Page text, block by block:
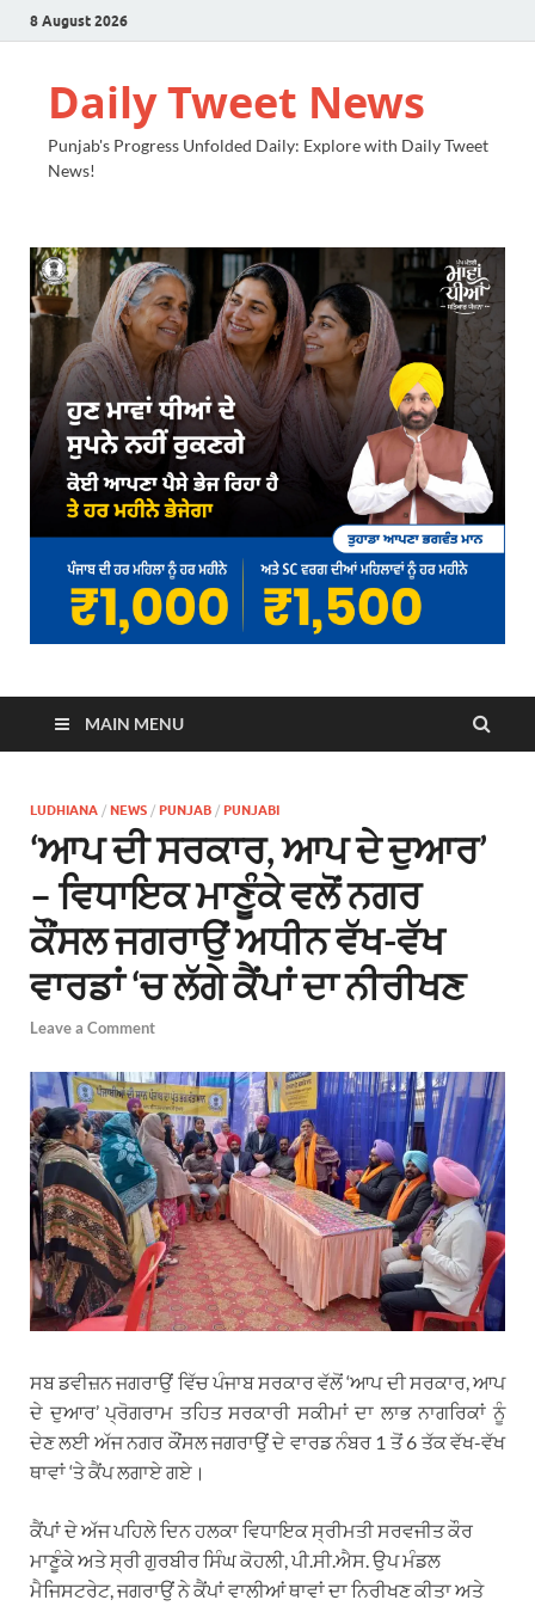
8 August 2026
Daily Tweet News
Punjab's Progress Unfolded Daily: Explore with Daily Tweet
News!
MAIN MENU
LUDHIANA / NEWS / PUNJAB / PUNJABI
‘ਆਪ ਦੀ ਸਰਕਾਰ, ਆਪ ਦੇ ਦੁਆਰ’
– ਵਿਧਾਇਕ ਮਾਣੂੰਕੇ ਵਲੋਂ ਨਗਰ
ਕੌਂਸਲ ਜਗਰਾਉਂ ਅਧੀਨ ਵੱਖ-ਵੱਖ
ਵਾਰਡਾਂ ‘ਚ ਲੱਗੇ ਕੈਂਪਾਂ ਦਾ ਨੀਰੀਖਣ
Leave a Comment
ਸਬ ਡਵੀਜ਼ਨ ਜਗਰਾਉਂ ਵਿੱਚ ਪੰਜਾਬ ਸਰਕਾਰ ਵੱਲੋਂ ‘ਆਪ ਦੀ ਸਰਕਾਰ, ਆਪ
ਦੇ ਦੁਆਰ’ ਪ੍ਰੋਗਰਾਮ ਤਹਿਤ ਸਰਕਾਰੀ ਸਕੀਮਾਂ ਦਾ ਲਾਭ ਨਾਗਰਿਕਾਂ ਨੂੰ
ਦੇਣ ਲਈ ਅੱਜ ਨਗਰ ਕੌਂਸਲ ਜਗਰਾਉਂ ਦੇ ਵਾਰਡ ਨੰਬਰ 1 ਤੋਂ 6 ਤੱਕ ਵੱਖ-ਵੱਖ
ਥਾਵਾਂ ‘ਤੇ ਕੈਂਪ ਲਗਾਏ ਗਏ।
ਕੈਂਪਾਂ ਦੇ ਅੱਜ ਪਹਿਲੇ ਦਿਨ ਹਲਕਾ ਵਿਧਾਇਕ ਸ੍ਰੀਮਤੀ ਸਰਵਜੀਤ ਕੌਰ
ਮਾਣੂੰਕੇ ਅਤੇ ਸ੍ਰੀ ਗੁਰਬੀਰ ਸਿੰਘ ਕੋਹਲੀ, ਪੀ.ਸੀ.ਐਸ. ਉਪ ਮੰਡਲ
ਮੈਜਿਸਟਰੇਟ, ਜਗਰਾਉਂ ਨੇ ਕੈਂਪਾਂ ਵਾਲੀਆਂ ਥਾਵਾਂ ਦਾ ਨਿਰੀਖਣ ਕੀਤਾ ਅਤੇ